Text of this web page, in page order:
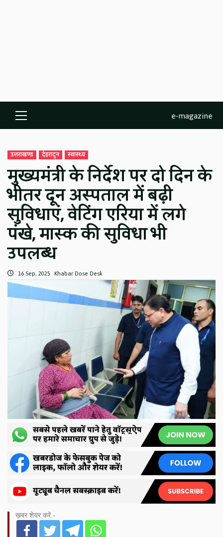
Primary
Menu
e-magazine
उत्तराखण्ड देहरादून स्वास्थ्य
मुख्यमंत्री के निर्देश पर दो दिन के
भीतर दून अस्पताल में बढ़ी
सुविधाएं, वेटिंग एरिया में लगे
पंखे, मास्क की सुविधा भी
उपलब्ध
16 Sep, 2025 Khabar Dose Desk
ख़बर शेयर करें -